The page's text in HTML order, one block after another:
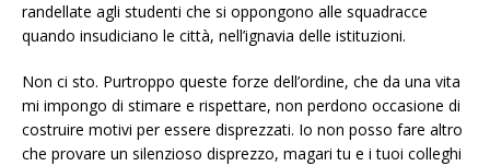
randellate agli studenti che si oppongono alle squadracce
quando insudiciano le città, nell’ignavia delle istituzioni.
Non ci sto. Purtroppo queste forze dell’ordine, che da una vita
mi impongo di stimare e rispettare, non perdono occasione di
costruire motivi per essere disprezzati. Io non posso fare altro
che provare un silenzioso disprezzo, magari tu e i tuoi colleghi